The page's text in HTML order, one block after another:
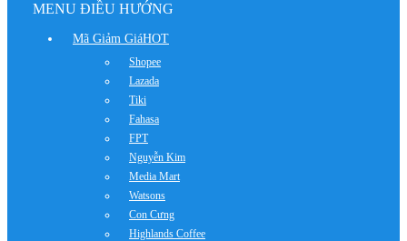
MENU ĐIỀU HƯỚNG
Mã Giảm GiáHOT
Shopee
Lazada
Tiki
Fahasa
FPT
Nguyễn Kim
Media Mart
Watsons
Con Cưng
Highlands Coffee